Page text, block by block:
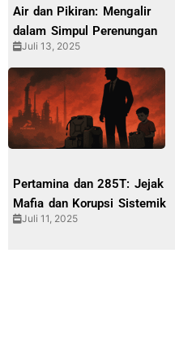
Air dan Pikiran: Mengalir
dalam Simpul Perenungan
Juli 13, 2025
Pertamina dan 285T: Jejak
Mafia dan Korupsi Sistemik
Juli 11, 2025